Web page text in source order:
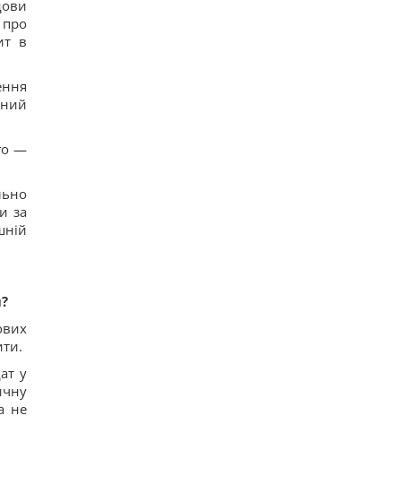
в
—
за
у
не